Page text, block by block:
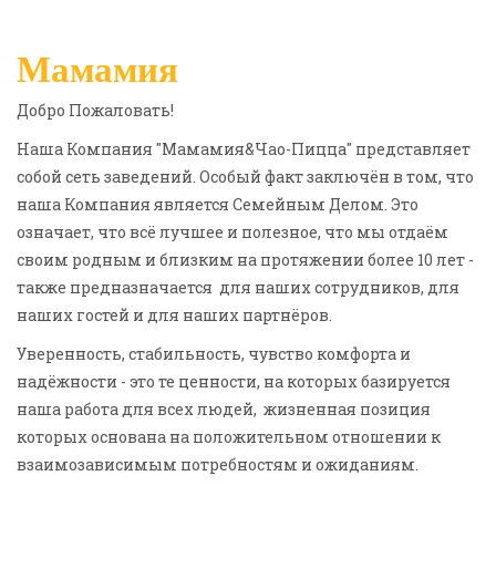
Мамамия
Добро Пожаловать!
Наша Компания "Мамамия&Чао-Пицца" представляет
собой сеть заведений. Особый факт заключён в том, что
наша Компания является Семейным Делом. Это
означает, что всё лучшее и полезное, что мы отдаём
своим родным и близким на протяжении более 10 лет -
также предназначается для наших сотрудников, для
наших гостей и для наших партнёров.
Уверенность, стабильность, чувство комфорта и
надёжности - это те ценности, на которых базируется
наша работа для всех людей, жизненная позиция
которых основана на положительном отношении к
взаимозависимым потребностям и ожиданиям.